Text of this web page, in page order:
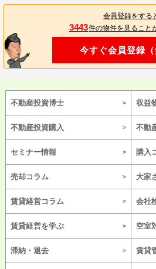
会員登録をする
3443件の物件を見ること
今すぐ会員登録（
不動産投資博士 収益
不動産投資購入 不動
セミナー情報 購入
売却コラム 大家
賃貸経営コラム 会社
賃貸経営を学ぶ 空室
滞納・退去 賃貸